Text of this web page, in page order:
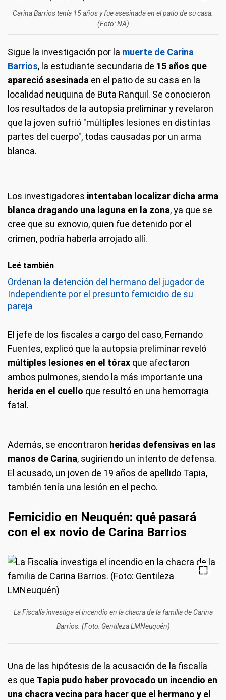
Carina Barrios tenía 15 años y fue asesinada en el patio de su casa.
(Foto: NA)
Sigue la investigación por la muerte de Carina
Barrios, la estudiante secundaria de 15 años que
apareció asesinada en el patio de su casa en la
localidad neuquina de Buta Ranquil. Se conocieron
los resultados de la autopsia preliminar y revelaron
que la joven sufrió "múltiples lesiones en distintas
partes del cuerpo", todas causadas por un arma
blanca.
Los investigadores intentaban localizar dicha arma
blanca dragando una laguna en la zona, ya que se
cree que su exnovio, quien fue detenido por el
crimen, podría haberla arrojado allí.
Leé también
Ordenan la detención del hermano del jugador de
Independiente por el presunto femicidio de su
pareja
El jefe de los fiscales a cargo del caso, Fernando
Fuentes, explicó que la autopsia preliminar reveló
múltiples lesiones en el tórax que afectaron
ambos pulmones, siendo la más importante una
herida en el cuello que resultó en una hemorragia
fatal.
Además, se encontraron heridas defensivas en las
manos de Carina, sugiriendo un intento de defensa.
El acusado, un joven de 19 años de apellido Tapia,
también tenía una lesión en el pecho.
Femicidio en Neuquén: qué pasará
con el ex novio de Carina Barrios
La Fiscalía investiga el incendio en la chacra de la familia de Carina
Barrios. (Foto: Gentileza LMNeuquén)
Una de las hipótesis de la acusación de la fiscalía
es que Tapia pudo haber provocado un incendio en
una chacra vecina para hacer que el hermano y el